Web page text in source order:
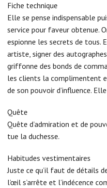
Fiche technique
Elle se pense indispensable
service pour faveur obtenue.
espionne les secrets de tous.
artiste, signer des
griffonne des bonds de
les clients la complimentent
de son pouvoir d’influence.
Quête
Quête d’admiration et de
tue la duchesse.
Habitudes vestimentaires
Juste ce qu’il faut de détails
l’œil s’arrête et l’indécence